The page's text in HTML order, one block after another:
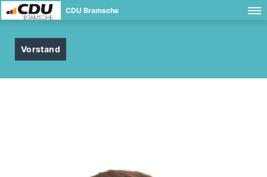
CDU Bramsche
Vorstand